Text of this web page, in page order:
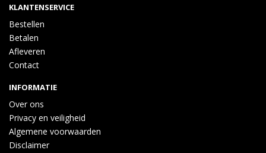
KLANTENSERVICE
Bestellen
Betalen
Afleveren
Contact
INFORMATIE
Over ons
Privacy en veiligheid
Algemene voorwaarden
Disclaimer